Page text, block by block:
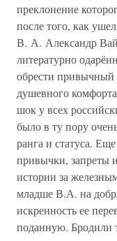
преклонение
после того, как
В. А. Александр
литературно
обрести привычный
душевного
шок у всех
было в ту пору
ранга и статуса.
привычки, запреты
истории за
младше В.А. на
искренность ее
поданную. Бродили